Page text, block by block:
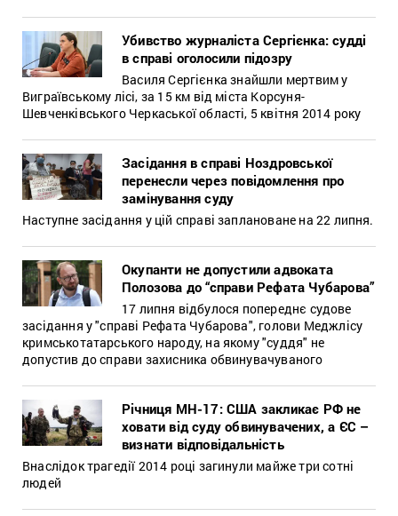
Убивство журналіста Сергієнка: судді
в справі оголосили підозру
Василя Сергієнка знайшли мертвим у
Виграївському лісі, за 15 км від міста Корсуня-
Шевченківського Черкаської області, 5 квітня 2014 року
Засідання в справі Ноздровської
перенесли через повідомлення про
замінування суду
Наступне засідання у цій справі заплановане на 22 липня.
Окупанти не допустили адвоката
Полозова до “справи Рефата Чубарова”
17 липня відбулося попереднє судове
засідання у "справі Рефата Чубарова", голови Меджлісу
кримськотатарського народу, на якому "суддя" не
допустив до справи захисника обвинувачуваного
Річниця МН-17: США закликає РФ не
ховати від суду обвинувачених, а ЄС –
визнати відповідальність
Внаслідок трагедії 2014 році загинули майже три сотні
людей